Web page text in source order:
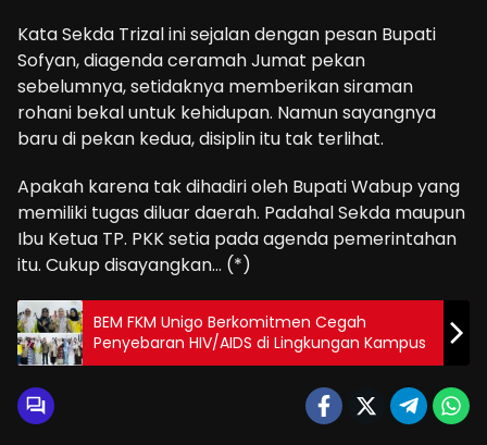
Kata Sekda Trizal ini sejalan dengan pesan Bupati
Sofyan, diagenda ceramah Jumat pekan
sebelumnya, setidaknya memberikan siraman
rohani bekal untuk kehidupan. Namun sayangnya
baru di pekan kedua, disiplin itu tak terlihat.
Apakah karena tak dihadiri oleh Bupati Wabup yang
memiliki tugas diluar daerah. Padahal Sekda maupun
Ibu Ketua TP. PKK setia pada agenda pemerintahan
itu. Cukup disayangkan… (*)
BEM FKM Unigo Berkomitmen Cegah
Penyebaran HIV/AIDS di Lingkungan Kampus